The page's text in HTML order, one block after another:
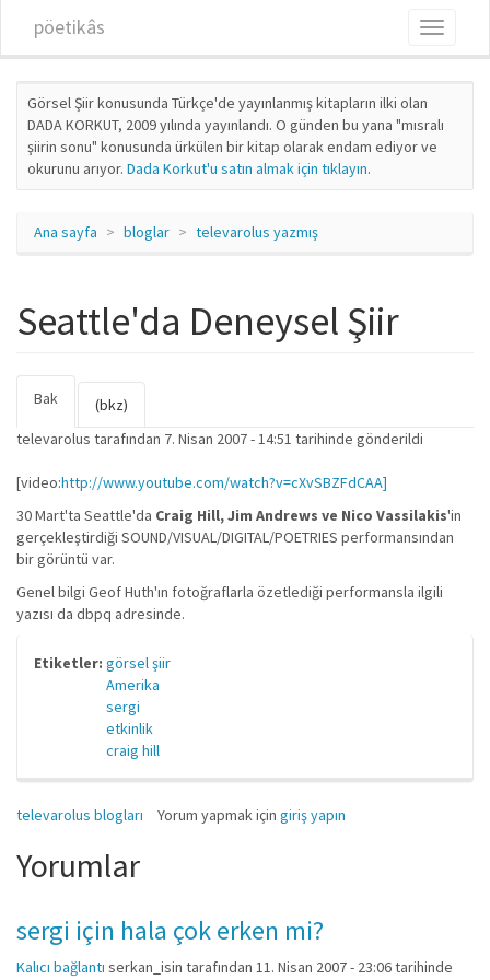
pöetikâs
Toggle
Görsel Şiir konusunda Türkçe'de yayınlanmış kitapların ilki olan
DADA KORKUT, 2009 yılında yayınlandı. O günden bu yana "mısralı
şiirin sonu" konusunda ürkülen bir kitap olarak endam ediyor ve
okurunu arıyor. Dada Korkut'u satın almak için tıklayın.
Ana sayfa bloglar televarolus yazmış
Seattle'da Deneysel Şiir
Birincil sekmeler
Bak
sekme)
(bkz)
televarolus tarafından 7. Nisan 2007 - 14:51 tarihinde gönderildi
[video:http://www.youtube.com/watch?v=cXvSBZFdCAA]
30 Mart'ta Seattle'da Craig Hill, Jim Andrews ve Nico Vassilakis'in
gerçekleştirdiği SOUND/VISUAL/DIGITAL/POETRIES performansından
bir görüntü var.
Genel bilgi Geof Huth'ın fotoğraflarla özetlediği performansla ilgili
yazısı da dbpq adresinde.
Etiketler: görsel şiir
Amerika
sergi
etkinlik
craig hill
televarolus blogları Yorum yapmak için giriş yapın
Yorumlar
sergi için hala çok erken mi?
Kalıcı bağlantı serkan_isin tarafından 11. Nisan 2007 - 23:06 tarihinde